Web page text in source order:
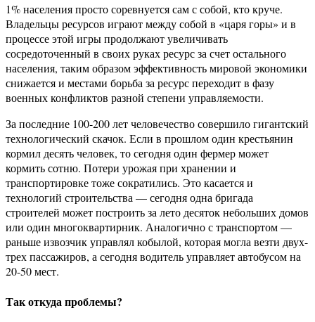
1% населения просто соревнуется сам с собой, кто круче.
Владельцы ресурсов играют между собой в «царя горы» и в
процессе этой игры продолжают увеличивать
сосредоточенный в своих руках ресурс за счет остального
населения, таким образом эффективность мировой экономики
снижается и местами борьба за ресурс переходит в фазу
военных конфликтов разной степени управляемости.
За последние 100-200 лет человечество совершило гигантский
технологический скачок. Если в прошлом один крестьянин
кормил десять человек, то сегодня один фермер может
кормить сотню. Потери урожая при хранении и
транспортировке тоже сократились. Это касается и
технологий строительства — сегодня одна бригада
строителей может построить за лето десяток небольших домов
или один многоквартирник. Аналогично с транспортом —
раньше извозчик управлял кобылой, которая могла везти двух-
трех пассажиров, а сегодня водитель управляет автобусом на
20-50 мест.
Так откуда проблемы?